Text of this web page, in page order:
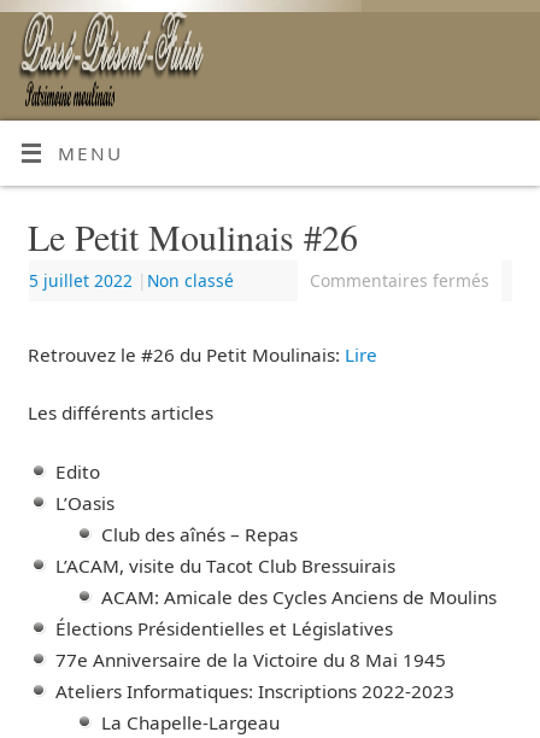
MENU
Le Petit Moulinais #26
5 juillet 2022 | Non classé Commentaires fermés
Retrouvez le #26 du Petit Moulinais: Lire
Les différents articles
Edito
L’Oasis
Club des aînés – Repas
L’ACAM, visite du Tacot Club Bressuirais
ACAM: Amicale des Cycles Anciens de Moulins
Élections Présidentielles et Législatives
77e Anniversaire de la Victoire du 8 Mai 1945
Ateliers Informatiques: Inscriptions 2022-2023
La Chapelle-Largeau